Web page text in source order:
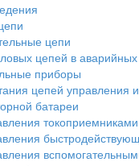
цепи
цепей в
приборы
цепей управления
батареи
токоприемниками